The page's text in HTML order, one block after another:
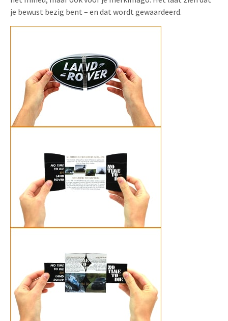
je bewust bezig bent – en dat wordt gewaardeerd.